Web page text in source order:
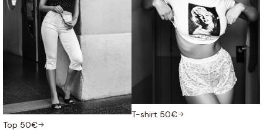
Top 50€
T-shirt 50€